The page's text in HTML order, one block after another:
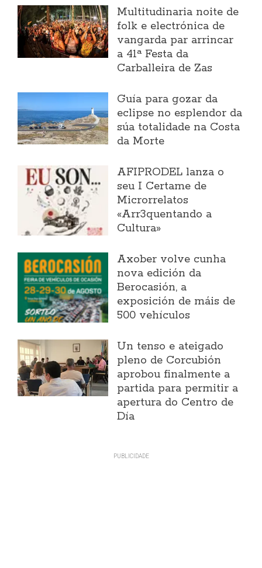
Multitudinaria noite de
folk e electrónica de
vangarda par arrincar
a 41ª Festa da
Carballeira de Zas
Guía para gozar da
eclipse no esplendor da
súa totalidade na Costa
da Morte
AFIPRODEL lanza o
seu I Certame de
Microrrelatos
«Arr3quentando a
Cultura»
Axober volve cunha
nova edición da
Berocasión, a
exposición de máis de
500 vehículos
Un tenso e ateigado
pleno de Corcubión
aprobou finalmente a
partida para permitir a
apertura do Centro de
Día